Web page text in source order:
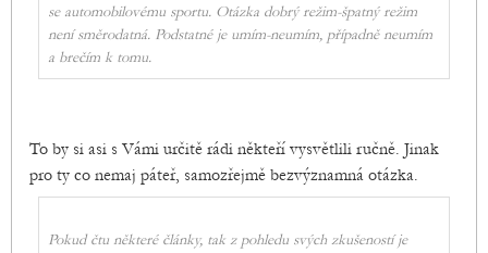
se automobilovému sportu. Otázka dobrý režim-špatný režim
není směrodatná. Podstatné je umím-neumím, případně neumím
a brečím k tomu.
To by si asi s Vámi určitě rádi někteří vysvětlili ručně. Jinak
pro ty co nemaj páteř, samozřejmě bezvýznamná otázka.
Pokud čtu některé články, tak z pohledu svých zkušeností je